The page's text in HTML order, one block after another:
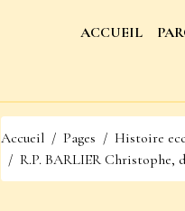
ACCUEIL
Accueil Pages Histoire
R.P. BARLIER Christophe,